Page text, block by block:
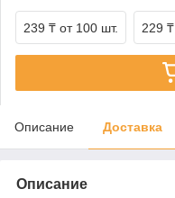
239 ₸ от 100 шт. 229 ₸
Описание Доставка
Описание